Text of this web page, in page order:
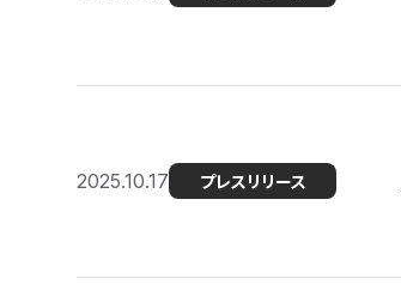
2025.10.17 プレスリリース